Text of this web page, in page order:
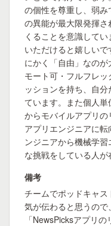
の個性を尊重し、弱
の異能が最大限発揮
くることを意識して
いただけると嬉しい
にかく「自由」なの
モート可・フルフレ
ッションを持ち、自
ています。また個人
からモバイルアプリ
アプリエンジニアに
ンジニアから機械学
な挑戦をしている人が
備考
チームでポッドキャ
気が伝わると思うので
「NewsPicksアプリ